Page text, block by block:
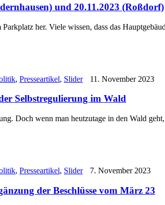
und 20.11.2023 (Roßdorf)
her. Viele wissen, dass das
, Presseartikel, Slider 11. November 2023
Selbstregulierung im Wald
Doch wenn man heutzutage in den Wald
, Presseartikel, Slider 7. November 2023
der Beschlüsse vom März 23